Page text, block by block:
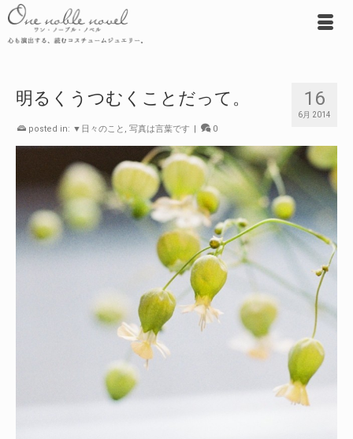
16
6月 2014
明るくうつむくことだって。
posted in: ▼日々のこと , 写真は言葉です | 0